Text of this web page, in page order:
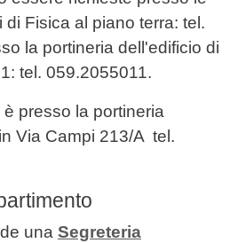
di Fisica al piano terra: tel.
la portineria dell'edificio di
tel. 059.2055011.
presso la portineria
Via Campi 213/A tel.
una Segreteria